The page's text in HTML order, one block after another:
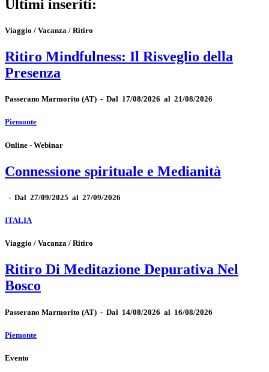
Ultimi inseriti:
Viaggio / Vacanza / Ritiro
Ritiro Mindfulness: Il Risveglio della
Presenza
Passerano Marmorito (AT) - Dal 17/08/2026 al 21/08/2026
Piemonte
Online - Webinar
Connessione spirituale e Medianità
- Dal 27/09/2025 al 27/09/2026
ITALIA
Viaggio / Vacanza / Ritiro
Ritiro Di Meditazione Depurativa Nel
Bosco
Passerano Marmorito (AT) - Dal 14/08/2026 al 16/08/2026
Piemonte
Evento